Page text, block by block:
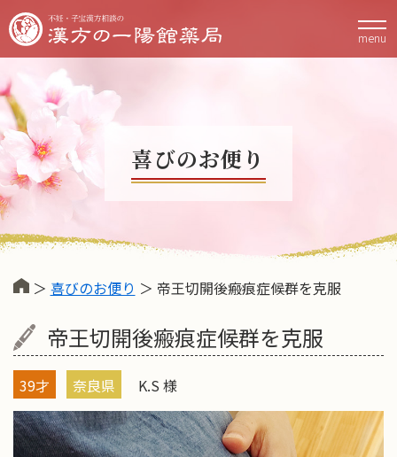
menu
喜びのお便り
＞ 喜びのお便り ＞ 帝王切開後瘢痕症候群を克服
帝王切開後瘢痕症候群を克服
39才 奈良県 K.S 様